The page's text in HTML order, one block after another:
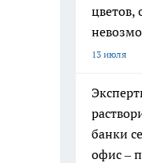
цветов,
13 июля
банки
офис –